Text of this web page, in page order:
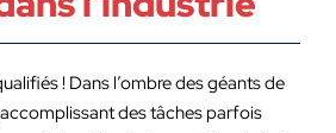
! Dans l’ombre des géants de
accomplissant des tâches parfois